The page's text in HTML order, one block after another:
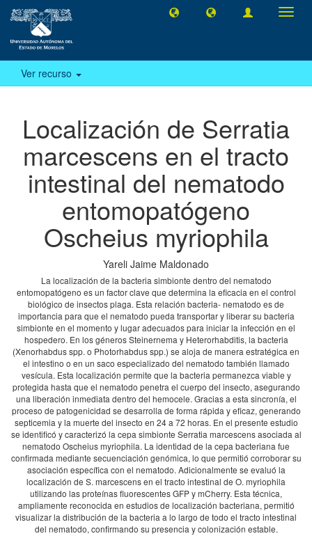
Ver recurso
Localización de Serratia
marcescens en el tracto
intestinal del nematodo
entomopatógeno
Oscheius myriophila
Yareli Jaime Maldonado
La localización de la bacteria simbionte dentro del nematodo
entomopatógeno es un factor clave que determina la eficacia en el control
biológico de insectos plaga. Esta relación bacteria- nematodo es de
importancia para que el nematodo pueda transportar y liberar su bacteria
simbionte en el momento y lugar adecuados para iniciar la infección en el
hospedero. En los géneros Steinernema y Heterorhabditis, la bacteria
(Xenorhabdus spp. o Photorhabdus spp.) se aloja de manera estratégica en
el intestino o en un saco especializado del nematodo también llamado
vesícula. Esta localización permite que la bacteria permanezca viable y
protegida hasta que el nematodo penetra el cuerpo del insecto, asegurando
una liberación inmediata dentro del hemocele. Gracias a esta sincronía, el
proceso de patogenicidad se desarrolla de forma rápida y eficaz, generando
septicemia y la muerte del insecto en 24 a 72 horas. En el presente estudio
se identificó y caracterizó la cepa simbionte Serratia marcescens asociada al
nematodo Oscheius myriophila. La identidad de la cepa bacteriana fue
confirmada mediante secuenciación genómica, lo que permitió corroborar su
asociación específica con el nematodo. Adicionalmente se evaluó la
localización de S. marcescens en el tracto intestinal de O. myriophila
utilizando las proteínas fluorescentes GFP y mCherry. Esta técnica,
ampliamente reconocida en estudios de localización bacteriana, permitió
visualizar la distribución de la bacteria a lo largo de todo el tracto intestinal
del nematodo, confirmando su presencia y colonización estable.